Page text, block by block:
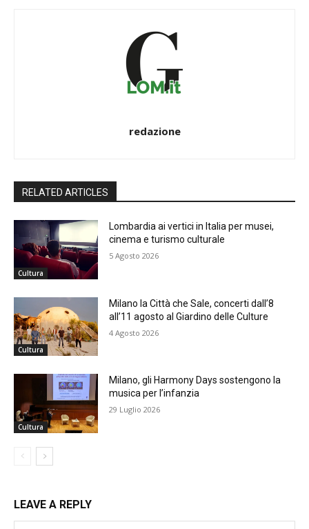
redazione
RELATED ARTICLES
Cultura
Lombardia ai vertici in Italia per musei,
cinema e turismo culturale
5 Agosto 2026
Cultura
Milano la Città che Sale, concerti dall’8
all’11 agosto al Giardino delle Culture
4 Agosto 2026
Cultura
Milano, gli Harmony Days sostengono la
musica per l’infanzia
29 Luglio 2026
LEAVE A REPLY